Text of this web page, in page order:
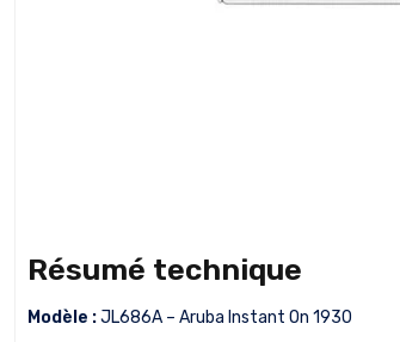
Résumé technique
Modèle :JL686A – Aruba Instant On 1930